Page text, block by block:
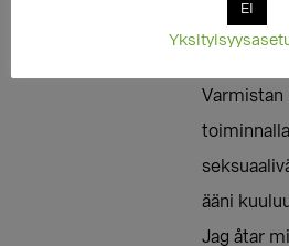
Varmistan
ääni
Jag åtar
EI